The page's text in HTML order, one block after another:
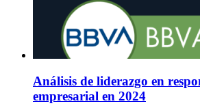
Análisis de liderazgo en
empresarial en 2024